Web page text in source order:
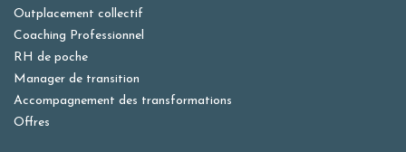
Outplacement collectif
Coaching Professionnel
RH de poche
Manager de transition
Accompagnement des transformations
Offres